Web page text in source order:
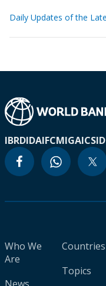
Daily Updates of the
IBRDIDAIFCMIGAICSID
Who We
Are
Countries
Topics